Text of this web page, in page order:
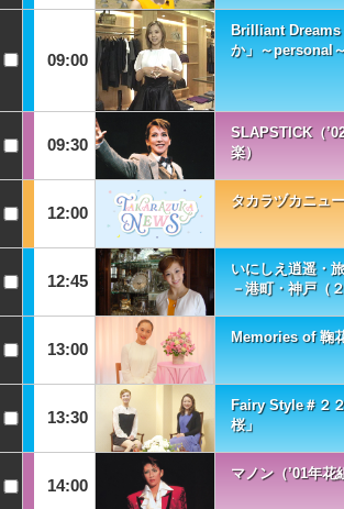
09:00
Brilliant Dreams
か」～personal
09:30
SLAPSTICK（
楽）
12:00
タカラヅカニュ
12:45
いにしえ逍遥・
－港町・神戸（
13:00
Memories of 鞠
13:30
Fairy Style＃２
桜」
14:00
マノン（’01年花